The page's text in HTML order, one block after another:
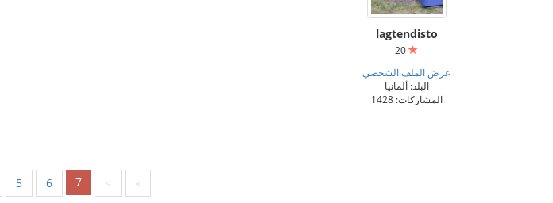
lagtendisto
عرض الملف الشخصي
البلد: ألمانيا
المشاركات: 1428
5 6 7 > »